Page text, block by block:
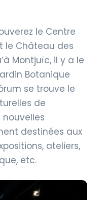
le Centre
le Château des
Montjuïc, il y a le
Botanique
se trouve le
de
nouvelles
destinées aux
ateliers,
etc.